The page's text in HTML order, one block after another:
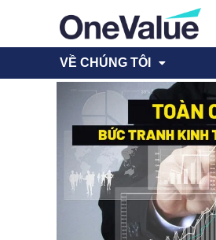
VỀ CHÚNG TÔI